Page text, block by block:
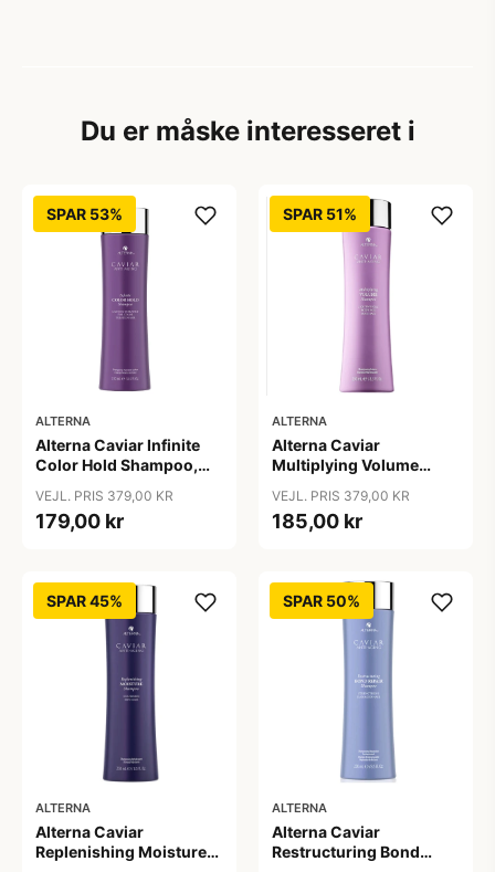
Du er måske interesseret i
SPAR 53%
ALTERNA
Alterna Caviar Infinite
Color Hold Shampoo,
VEJL. PRIS 379,00 KR
179,00 kr
SPAR 51%
ALTERNA
Alterna Caviar
Multiplying Volume
VEJL. PRIS 379,00 KR
185,00 kr
SPAR 45%
ALTERNA
Alterna Caviar
Replenishing Moisture
SPAR 50%
ALTERNA
Alterna Caviar
Restructuring Bond